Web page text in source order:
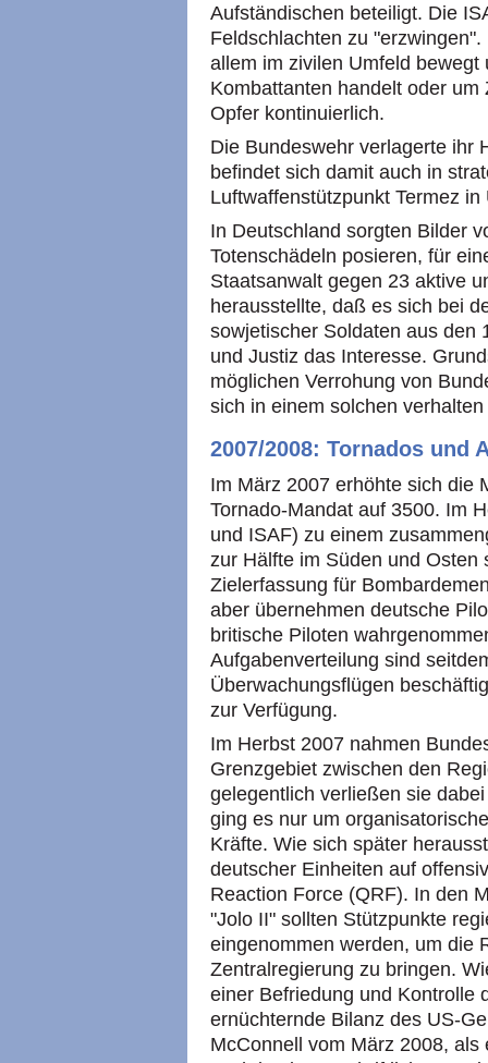
Aufständischen beteiligt. Die
Feldschlachten zu
allem im zivilen Umfeld
Kombattanten handelt oder
Opfer kontinuierlich.
Die Bundeswehr verlagerte ihr
befindet sich damit auch in
Luftwaffenstützpunkt Termez in
In Deutschland sorgten Bilder
Totenschädeln posieren, für
Staatsanwalt gegen 23 aktive
herausstellte, daß es sich bei
sowjetischer Soldaten aus den
und Justiz das Interesse.
möglichen Verrohung von
sich in einem solchen
2007/2008: Tornados und
Im März 2007 erhöhte sich die
Tornado-Mandat auf 3500. Im
und ISAF) zu einem
zur Hälfte im Süden und Osten
Zielerfassung für
aber übernehmen deutsche
britische Piloten
Aufgabenverteilung sind
Überwachungsflügen
zur Verfügung.
Im Herbst 2007 nahmen
Grenzgebiet zwischen den
gelegentlich verließen sie
ging es nur um
Kräfte. Wie sich später
deutscher Einheiten auf
Reaction Force (QRF). In den
"Jolo II" sollten Stützpunkte
eingenommen werden, um die
Zentralregierung zu bringen.
einer Befriedung und Kontrolle
ernüchternde Bilanz des US-
McConnell vom März 2008,